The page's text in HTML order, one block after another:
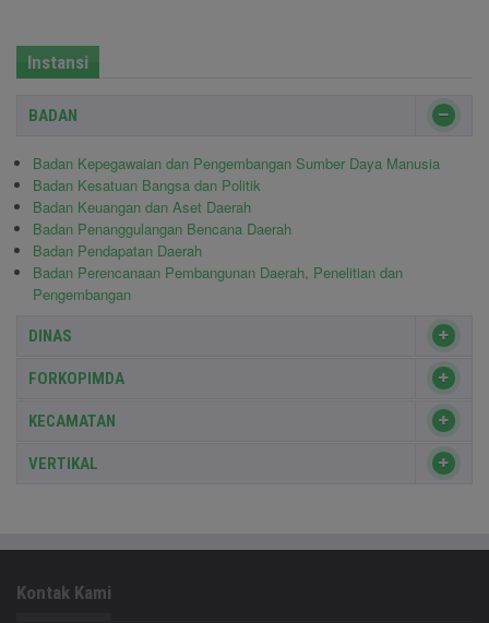
Instansi
BADAN
Badan Kepegawaian dan Pengembangan Sumber Daya Manusia
Badan Kesatuan Bangsa dan Politik
Badan Keuangan dan Aset Daerah
Badan Penanggulangan Bencana Daerah
Badan Pendapatan Daerah
Badan Perencanaan Pembangunan Daerah, Penelitian dan
Pengembangan
DINAS
FORKOPIMDA
KECAMATAN
VERTIKAL
Kontak Kami